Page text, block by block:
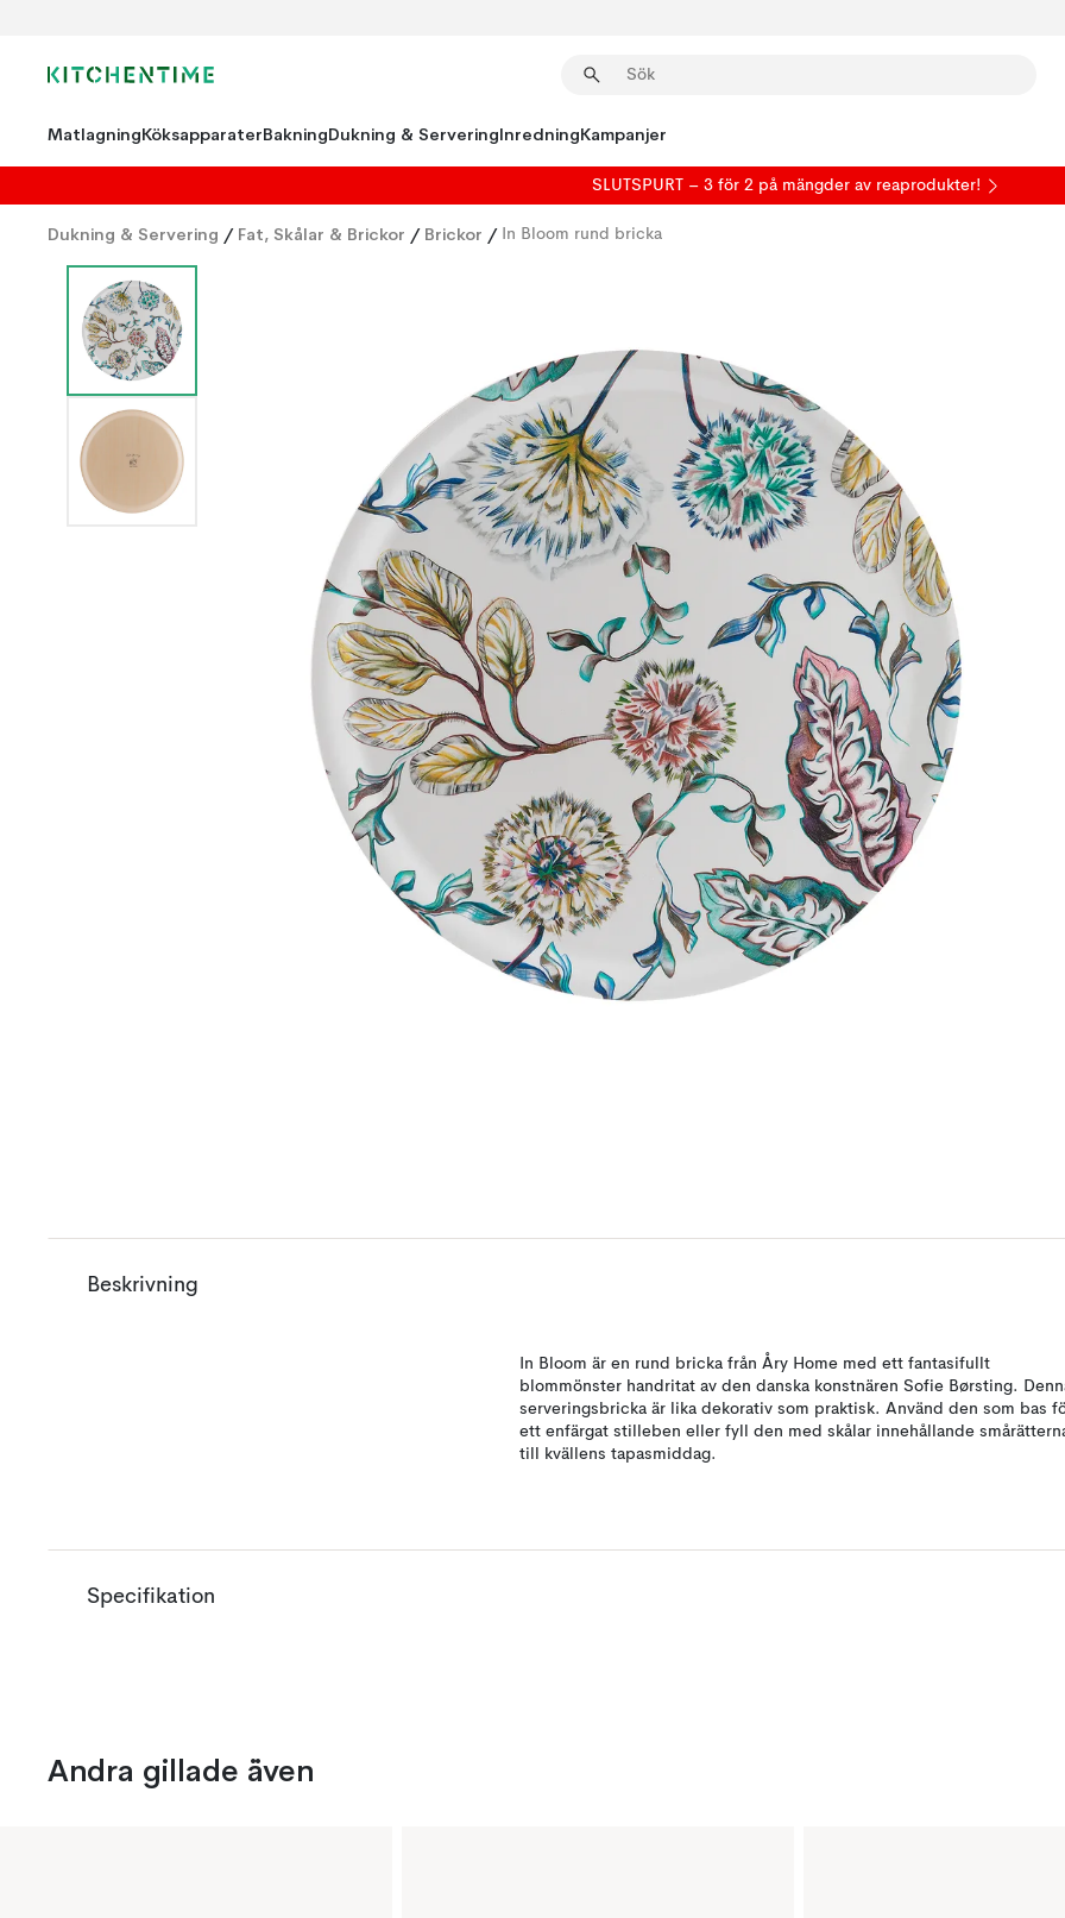
MatlagningKöksapparaterBakningDukning & ServeringInredningKampanjer
SLUTSPURT – 3 för 2 på mängder av reaprodukter!
Dukning & Servering / Fat, Skålar & Brickor / Brickor / In Bloom rund bricka
Beskrivning
In Bloom är en rund bricka från Åry Home med ett fantasifullt
blommönster handritat av den danska konstnären Sofie Børsting.
serveringsbricka är lika dekorativ som praktisk. Använd den som bas
ett enfärgat stilleben eller fyll den med skålar innehållande
till kvällens tapasmiddag.
Specifikation
Andra gillade även